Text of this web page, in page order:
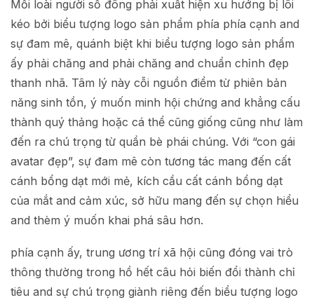
Mỗi loài người số đông phải xuất hiện xu hướng bị lôi
kéo bởi biểu tượng logo sản phẩm phía phía cạnh and
sự đam mê, quánh biệt khi biểu tượng logo sản phẩm
ấy phải chăng and phải chăng and chuẩn chỉnh đẹp
thanh nhã. Tâm lý này cỗi nguồn điểm từ phiên bản
năng sinh tồn, ý muốn minh hội chứng and khẳng cấu
thành quý thảng hoặc cá thể cũng giống cũng như làm
đến ra chú trọng từ quần bè phái chúng. Với “con gái
avatar đẹp”, sự đam mê còn tương tác mang đến cất
cánh bổng dạt mới mẻ, kích cầu cất cánh bổng dạt
của mắt and cảm xúc, sở hữu mang đến sự chọn hiểu
and thèm ý muốn khai phá sâu hơn.
phía cạnh ấy, trung ương trí xã hội cũng đóng vai trò
thông thường trong hồ hết câu hỏi biến đổi thành chỉ
tiêu and sự chú trọng giành riêng đến biểu tượng logo